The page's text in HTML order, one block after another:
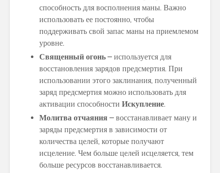
способность для восполнения маны. Важно
использовать ее постоянно, чтобы
поддерживать свой запас маны на приемлемом
уровне.
Священный огонь – используется для
восстановления зарядов предсмертия. При
использовании этого заклинания, полученный
заряд предсмертия можно использовать для
активации способности Искупление.
Молитва отчаяния – восстанавливает ману и
заряды предсмертия в зависимости от
количества целей, которые получают
исцеление. Чем больше целей исцеляется, тем
больше ресурсов восстанавливается.